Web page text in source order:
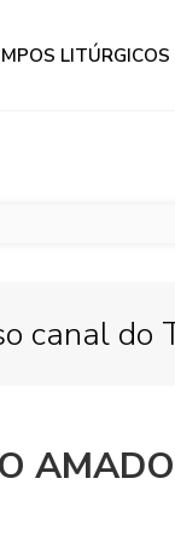
LITÚRGICOS
canal do